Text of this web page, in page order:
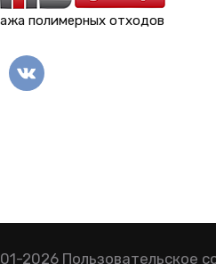
полимерных отходов
2026 Пользовательское